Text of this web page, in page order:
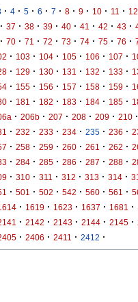
· 4 · 5 · 6 · 7 · 8 · 9 · 10 · 11 · 12
· 37 · 38 · 39 · 40 · 41 · 42 · 43 ·
· 70 · 71 · 72 · 73 · 74 · 75 · 76 ·
· 103 · 104 · 105 · 106 · 107 ·
· 129 · 130 · 131 · 132 · 133 ·
· 155 · 156 · 157 · 158 · 159 ·
· 181 · 182 · 183 · 184 · 185 ·
· 206b · 207 · 208 · 209 · 210 ·
· 232 · 233 · 234 · 235 · 236 ·
· 258 · 259 · 260 · 261 · 262 ·
· 284 · 285 · 286 · 287 · 288 ·
· 310 · 311 · 312 · 313 · 314 ·
· 501 · 502 · 542 · 560 · 561 ·
· 1619 · 1623 · 1637 · 1681 ·
· 2142 · 2143 · 2144 · 2145 ·
· 2406 · 2411 · 2412 ·